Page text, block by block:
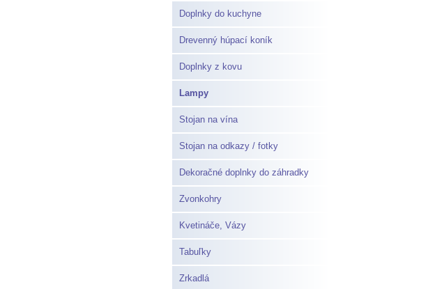
Doplnky do kuchyne
Drevenný húpací koník
Doplnky z kovu
Lampy
Stojan na vína
Stojan na odkazy / fotky
Dekoračné doplnky do záhradky
Zvonkohry
Kvetináče, Vázy
Tabuľky
Zrkadlá